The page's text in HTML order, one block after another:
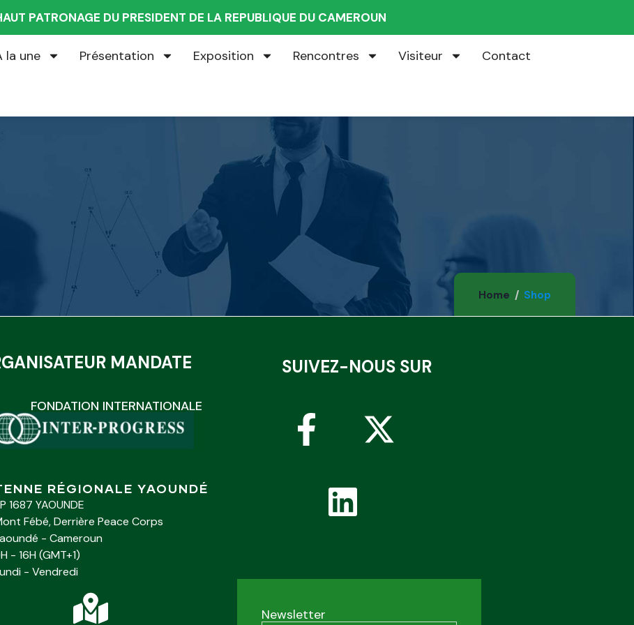
PATRONAGE DU PRESIDENT DE LA REPUBLIQUE DU CAMEROUN
la une Présentation Exposition Rencontres Visiteur Contact
Home Shop
MANDATE
FONDATION INTERNATIONALE
RÉGIONALE YAOUNDÉ
1687 YAOUNDE
Fébé, Derrière Peace Corps
- Cameroun
- 16H (GMT+1)
- Vendredi
SUIVEZ-NOUS SUR
Newsletter